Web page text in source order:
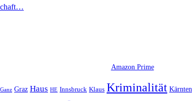
Amazon Prime
Ganz Graz Haus HE Innsbruck Klaus Kriminalität Kärnten